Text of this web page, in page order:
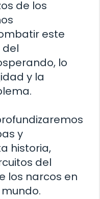
de los
este
del
lo
y la
y
historia,
del
los narcos en